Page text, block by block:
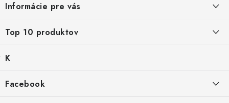
p
ä
i
Informácie pre vás
Dopravné a Platby
Top 10 produktov
Mika for Health, dezinfekčný gél na ruky, 100 ml
K
e
Facebook